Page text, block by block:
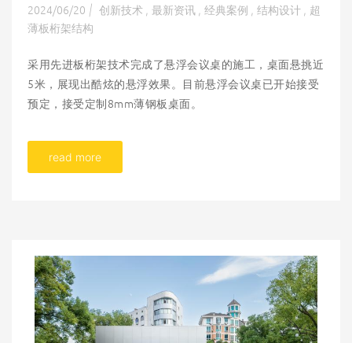
2024/06/20 | 创新技术 最新资讯 经典案例 结构设计 超
薄板桁架结构
采用先进板桁架技术完成了悬浮会议桌的施工，桌面悬挑近
5米，展现出酷炫的悬浮效果。目前悬浮会议桌已开始接受
预定，接受定制8mm薄钢板桌面。
read more